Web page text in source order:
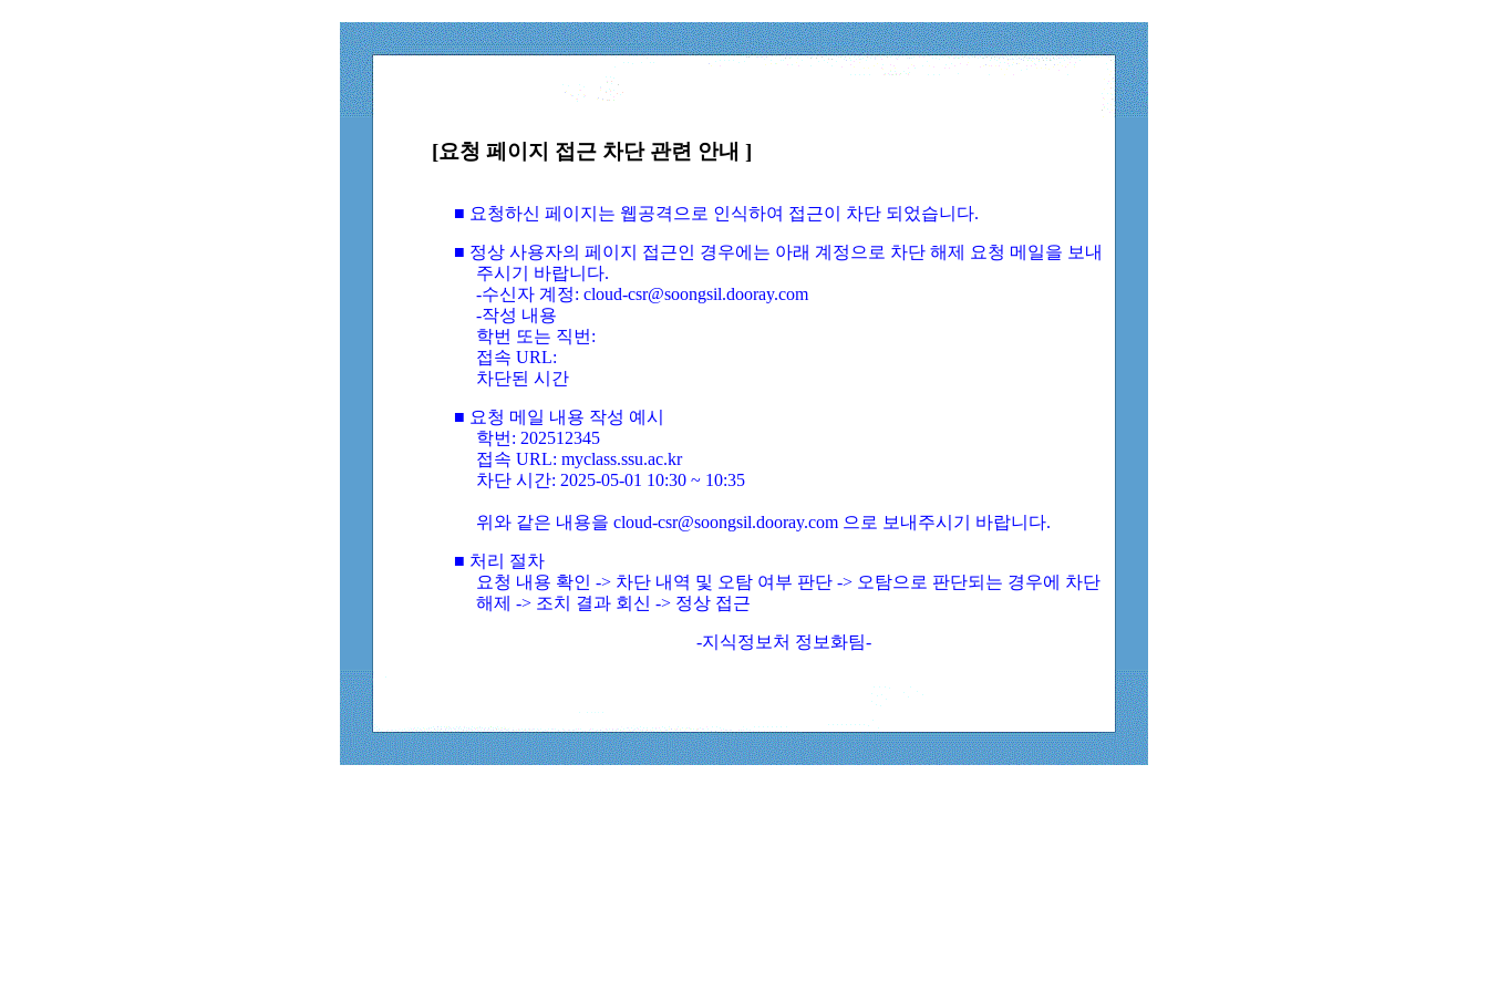
[요청 페이지 접근 차단 관련 안내 ]
■ 요청하신 페이지는 웹공격으로 인식하여 접근이 차단 되었습니다.
■ 정상 사용자의 페이지 접근인 경우에는 아래 계정으로 차단 해제 요청 메일을 보내
주시기 바랍니다.
-수신자 계정: cloud-csr@soongsil.dooray.com
-작성 내용
학번 또는 직번:
접속 URL:
차단된 시간
■ 요청 메일 내용 작성 예시
학번: 202512345
접속 URL: myclass.ssu.ac.kr
차단 시간: 2025-05-01 10:30 ~ 10:35
위와 같은 내용을 cloud-csr@soongsil.dooray.com 으로 보내주시기 바랍니다.
■ 처리 절차
요청 내용 확인 -> 차단 내역 및 오탐 여부 판단 -> 오탐으로 판단되는 경우에 차단
해제 -> 조치 결과 회신 -> 정상 접근
-지식정보처 정보화팀-